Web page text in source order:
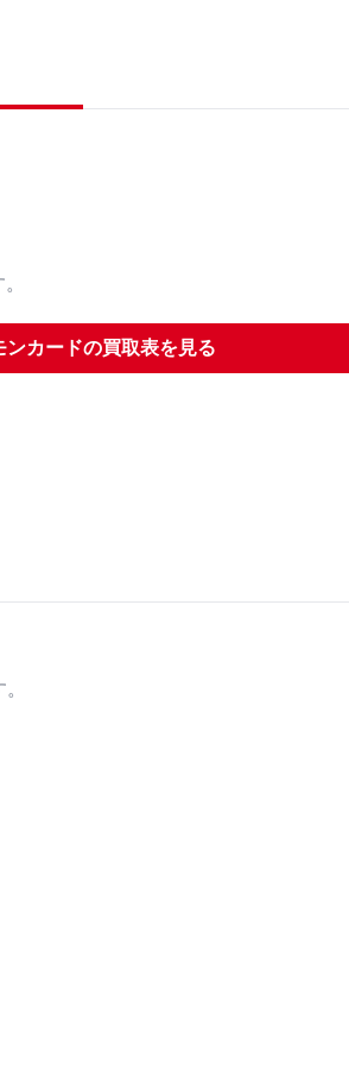
ンカードの買取表を見る